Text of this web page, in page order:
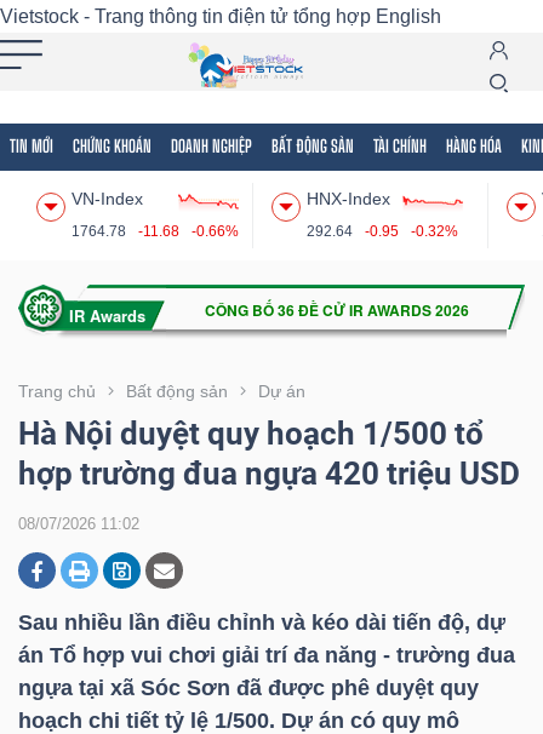
Vietstock - Trang thông tin điện tử tổng hợp English
TIN MỚI CHỨNG KHOÁN DOANH NGHIỆP BẤT ĐỘNG SẢN TÀI CHÍNH HÀNG HÓA
VN-Index
1764.78 -11.68 -0.66%
HNX-Index
292.64 -0.95 -0.32%
Trang chủ Bất động sản Dự án
Hà Nội duyệt quy hoạch 1/500 tổ
hợp trường đua ngựa 420 triệu USD
08/07/2026 11:02
Sau nhiều lần điều chỉnh và kéo dài tiến độ, dự
án Tổ hợp vui chơi giải trí đa năng - trường đua
ngựa tại xã Sóc Sơn đã được phê duyệt quy
hoạch chi tiết tỷ lệ 1/500. Dự án có quy mô
Tất cả Tính năng Ngành Mã chứng khoán
Tính
(-)
VIETSTOCK
CHỨNG
DOANH
NGHIỆP